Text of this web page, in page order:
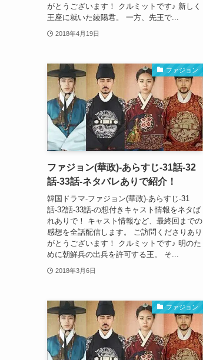
がとうございます！ クルミットです♪ 新しく
王座に就いた綾陽君。 一方、先王で...
2018年4月19日
ファジョン
ファジョン(華政)-あらすじ-31話-32
話-33話-ネタバレありで紹介！
韓国ドラマ-ファジョン(華政)-あらすじ-31
話-32話-33話-の想付きキャスト情報をネタば
れありで！ キャスト情報など、最終回までの
感想を全話配信します。 ご訪問くださりあり
がとうございます！ クルミットです♪ 明のた
めに朝鮮兵の出兵を許可する王。 そ...
2018年3月6日
ファジョン